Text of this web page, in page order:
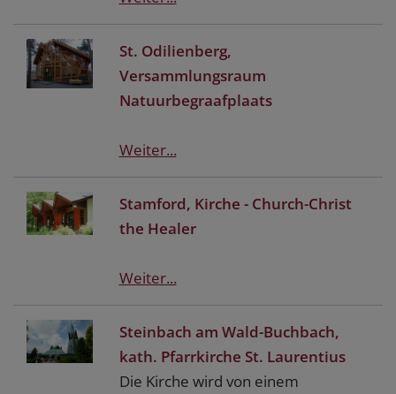
St. Odilienberg,
Versammlungsraum
Natuurbegraafplaats
Weiter...
Stamford, Kirche - Church-Christ
the Healer
Weiter...
Steinbach am Wald-Buchbach,
kath. Pfarrkirche St. Laurentius
Die Kirche wird von einem